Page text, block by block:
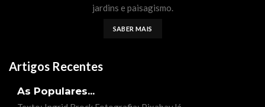
jardins e paisagismo.
SABER MAIS
Artigos Recentes
As Populares...